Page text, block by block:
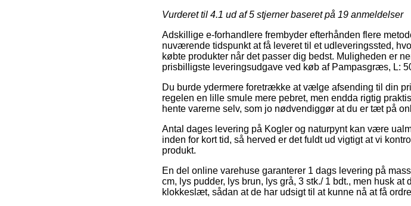
Vurderet til 4.1 ud af 5 stjerner baseret på 19 anmeldelser
Adskillige e-forhandlere frembyder efterhånden flere
nuværende tidspunkt at få leveret til et udleveringssted,
købte produkter når det passer dig bedst. Muligheden er
prisbilligste leveringsudgave ved køb af Pampasgræs, L:
Du burde ydermere foretrække at vælge afsending til din
regelen en lille smule mere pebret, men endda rigtig
hente varerne selv, som jo nødvendiggør at du er tæt på
Antal dages levering på Kogler og naturpynt kan være
inden for kort tid, så herved er det fuldt ud vigtigt at vi
produkt.
En del online varehuse garanterer 1 dags levering på
cm, lys pudder, lys brun, lys grå, 3 stk./ 1 bdt., men husk
klokkeslæt, sådan at de har udsigt til at kunne nå at få